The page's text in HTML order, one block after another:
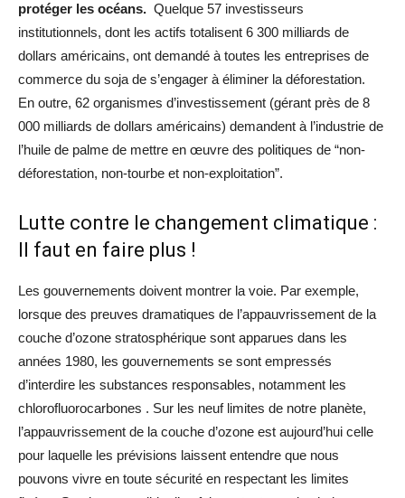
protéger les océans. Quelque 57 investisseurs
institutionnels, dont les actifs totalisent 6 300 milliards de
dollars américains, ont demandé à toutes les entreprises de
commerce du soja de s’engager à éliminer la déforestation.
En outre, 62 organismes d’investissement (gérant près de 8
000 milliards de dollars américains) demandent à l’industrie de
l’huile de palme de mettre en œuvre des politiques de “non-
déforestation, non-tourbe et non-exploitation”.
Lutte contre le changement climatique :
Il faut en faire plus !
Les gouvernements doivent montrer la voie. Par exemple,
lorsque des preuves dramatiques de l’appauvrissement de la
couche d’ozone stratosphérique sont apparues dans les
années 1980, les gouvernements se sont empressés
d’interdire les substances responsables, notamment les
chlorofluorocarbones . Sur les neuf limites de notre planète,
l’appauvrissement de la couche d’ozone est aujourd’hui celle
pour laquelle les prévisions laissent entendre que nous
pouvons vivre en toute sécurité en respectant les limites